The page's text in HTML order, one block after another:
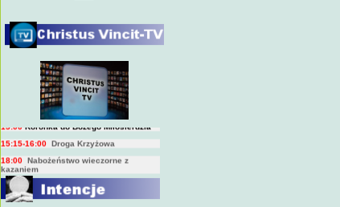
BIEŻĄCY PROGRAM TRANSMISJI
BEZPOŚREDNICH(na żywo)
Msza święta
Koronka do Bożego Miłosierdzia
15:15-16:00 Droga Krzyżowa
kazaniem
10:00 Niedzielna Msza święta w miarę
możliwości ks. Piotra